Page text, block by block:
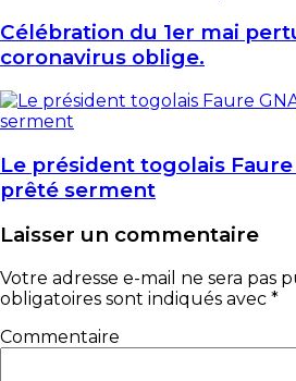
Célébration du 1er mai
coronavirus oblige.
Le président togolais Faure
prêté serment
Laisser un commentaire
Votre adresse e-mail ne sera pas
obligatoires sont indiqués avec *
Commentaire